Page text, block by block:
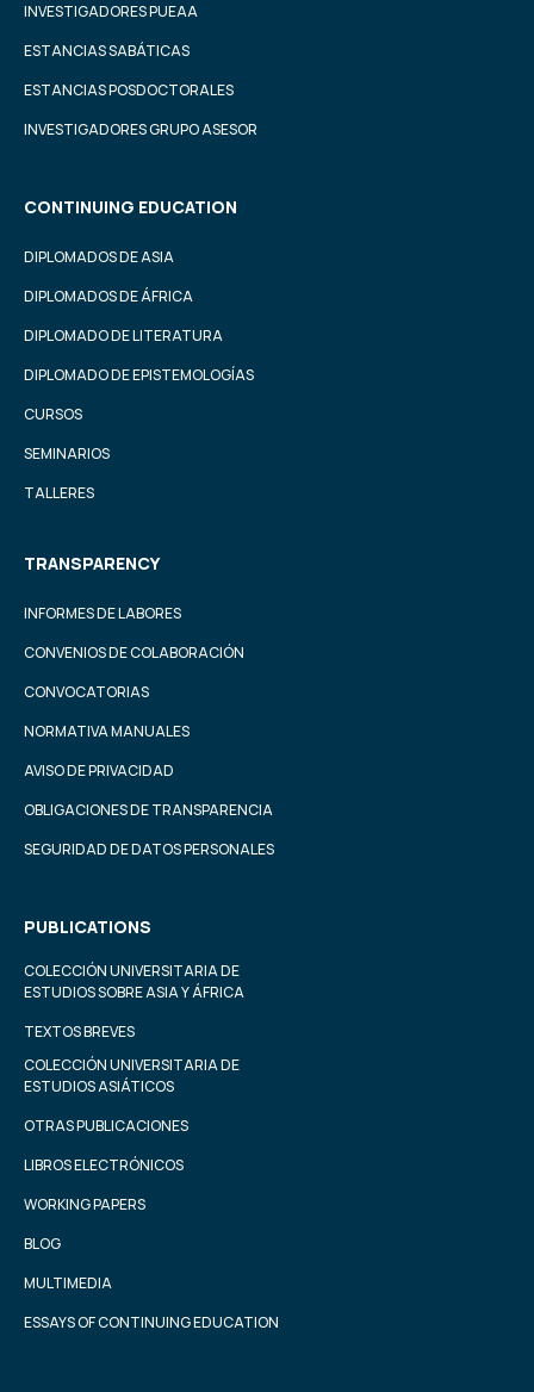
INVESTIGADORES PUEAA
ESTANCIAS SABÁTICAS
ESTANCIAS POSDOCTORALES
INVESTIGADORES GRUPO ASESOR
CONTINUING EDUCATION
DIPLOMADOS DE ASIA
DIPLOMADOS DE ÁFRICA
DIPLOMADO DE LITERATURA
DIPLOMADO DE EPISTEMOLOGÍAS
CURSOS
SEMINARIOS
TALLERES
TRANSPARENCY
INFORMES DE LABORES
CONVENIOS DE COLABORACIÓN
CONVOCATORIAS
NORMATIVA MANUALES
AVISO DE PRIVACIDAD
OBLIGACIONES DE TRANSPARENCIA
SEGURIDAD DE DATOS PERSONALES
PUBLICATIONS
COLECCIÓN UNIVERSITARIA DE
ESTUDIOS SOBRE ASIA Y ÁFRICA
TEXTOS BREVES
COLECCIÓN UNIVERSITARIA DE
ESTUDIOS ASIÁTICOS
OTRAS PUBLICACIONES
LIBROS ELECTRÓNICOS
WORKING PAPERS
BLOG
MULTIMEDIA
ESSAYS OF CONTINUING EDUCATION